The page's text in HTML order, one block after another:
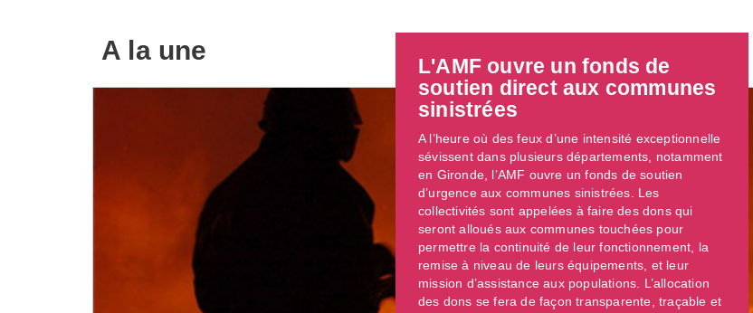
A la une
L'AMF ouvre un fonds de
soutien direct aux communes
sinistrées
A l’heure où des feux d’une intensité exceptionnelle
sévissent dans plusieurs départements, notamment
en Gironde, l’AMF ouvre un fonds de soutien
d’urgence aux communes sinistrées. Les
collectivités sont appelées à faire des dons qui
seront alloués aux communes touchées pour
permettre la continuité de leur fonctionnement, la
remise à niveau de leurs équipements, et leur
mission d’assistance aux populations. L’allocation
des dons se fera de façon transparente, traçable et